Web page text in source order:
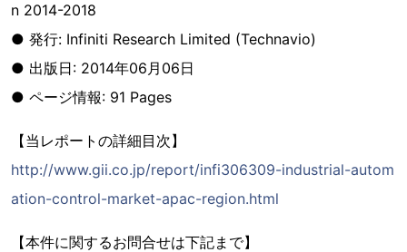
n 2014-2018
● 発行: Infiniti Research Limited (Technavio)
● 出版日: 2014年06月06日
● ページ情報: 91 Pages
【当レポートの詳細目次】
http://www.gii.co.jp/report/infi306309-industrial-autom
ation-control-market-apac-region.html
【本件に関するお問合せは下記まで】